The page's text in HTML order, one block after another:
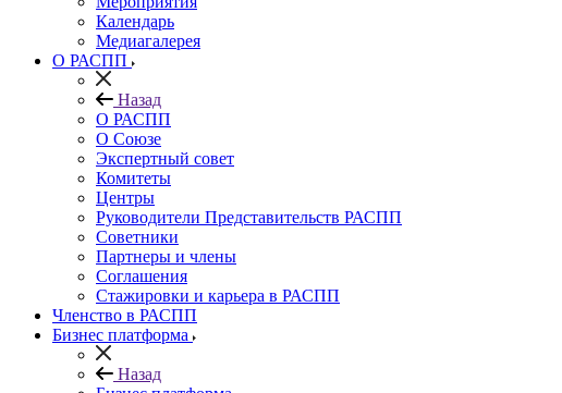
Календарь
Медиагалерея
О РАСПП
Назад
О РАСПП
О Союзе
Экспертный совет
Комитеты
Центры
Руководители Представительств РАСПП
Советники
Партнеры и члены
Соглашения
Стажировки и карьера в РАСПП
Членство в РАСПП
Бизнес платформа
Назад